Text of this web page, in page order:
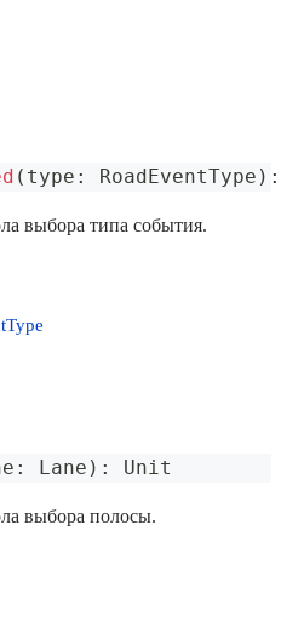
( type : RoadEventType ) :
выбора типа события.
: Lane ) : Unit
выбора полосы.